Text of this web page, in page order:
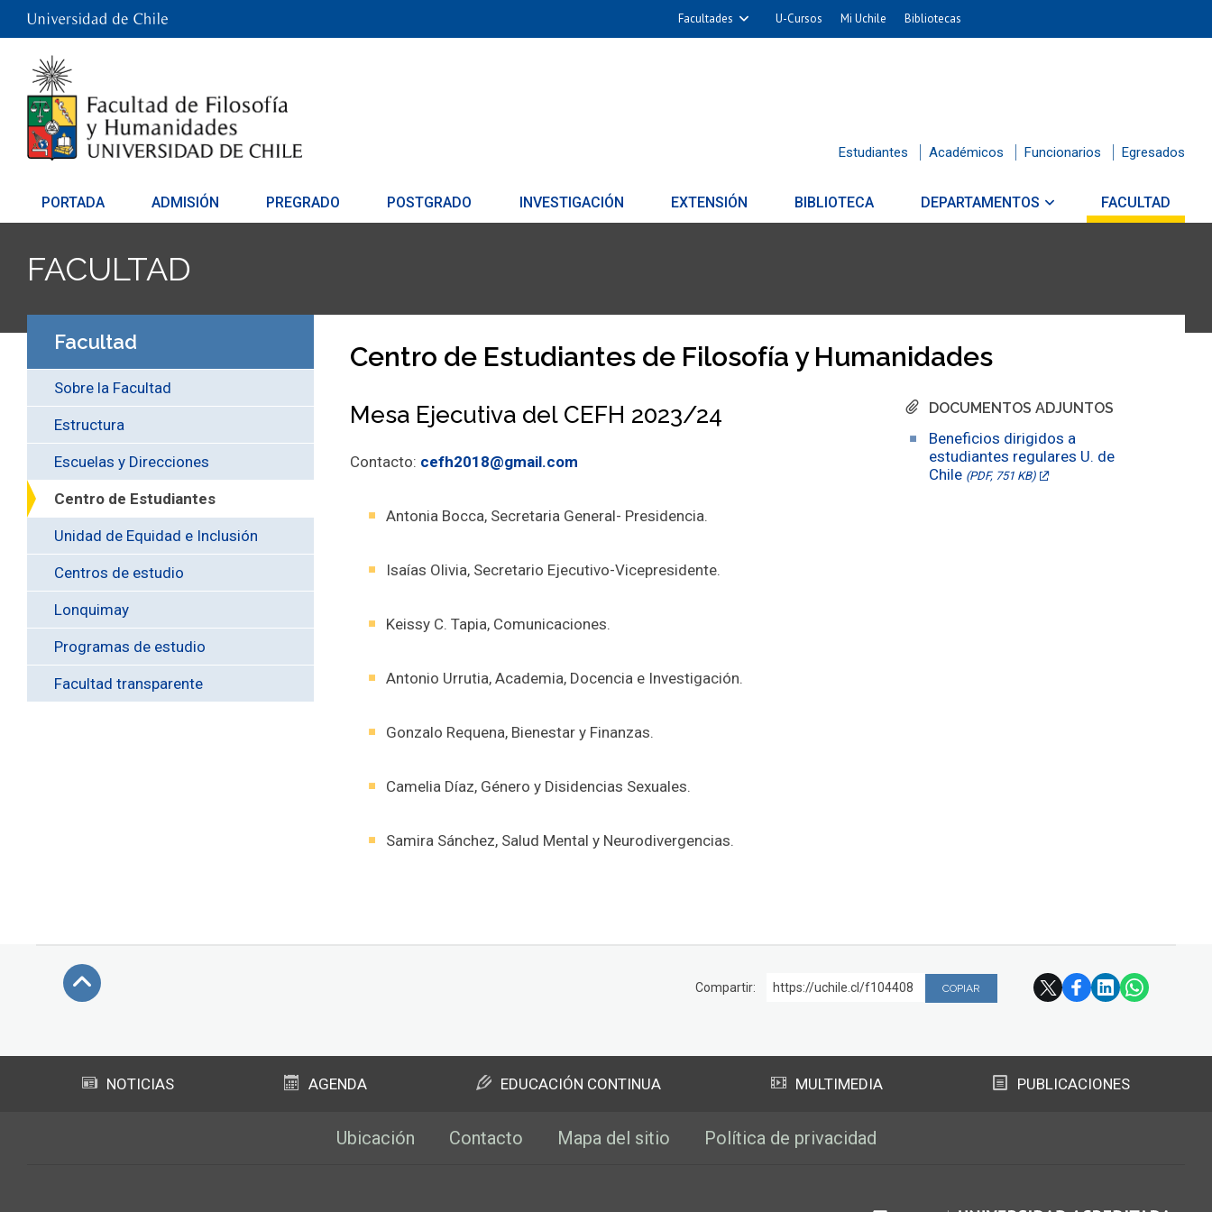
Facultades U-Cursos Mi Uchile Bibliotecas
Estudiantes Académicos Funcionarios Egresados
PORTADA ADMISIÓN PREGRADO POSTGRADO INVESTIGACIÓN EXTENSIÓN BIBLIOTECA DEPARTAMENTOS FACULTAD
FACULTAD
Facultad
Sobre la Facultad
Estructura
Escuelas y Direcciones
Centro de Estudiantes
Unidad de Equidad e Inclusión
Centros de estudio
Lonquimay
Programas de estudio
Facultad transparente
Centro de Estudiantes de Filosofía y Humanidades
DOCUMENTOS ADJUNTOS
Beneficios dirigidos a
estudiantes regulares U. de
Chile (PDF, 751 KB)
Mesa Ejecutiva del CEFH 2023/24
Contacto: cefh2018@gmail.com
Antonia Bocca, Secretaria General- Presidencia.
Isaías Olivia, Secretario Ejecutivo-Vicepresidente.
Keissy C. Tapia, Comunicaciones.
Antonio Urrutia, Academia, Docencia e Investigación.
Gonzalo Requena, Bienestar y Finanzas.
Camelia Díaz, Género y Disidencias Sexuales.
Samira Sánchez, Salud Mental y Neurodivergencias.
Compartir: https://uchile.cl/f104408 COPIAR
NOTICIAS AGENDA EDUCACIÓN CONTINUA MULTIMEDIA PUBLICACIONES
Ubicación Contacto Mapa del sitio Política de privacidad